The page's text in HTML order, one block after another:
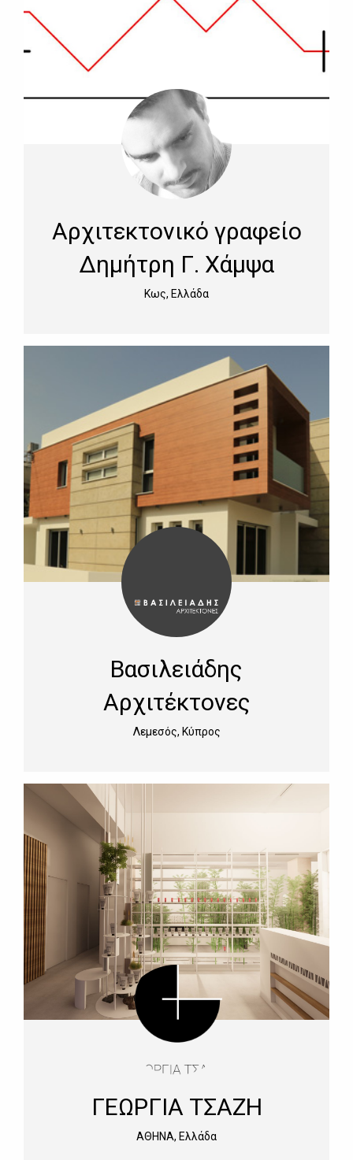
Αρχιτεκτονικό γραφείο
Δημήτρη Γ. Χάμψα
Κως, Ελλάδα
Βασιλειάδης
Αρχιτέκτονες
Λεμεσός, Κύπρος
ΓΕΩΡΓΙΑ ΤΣΑΖΗ
ΑΘΗΝΑ, Ελλάδα